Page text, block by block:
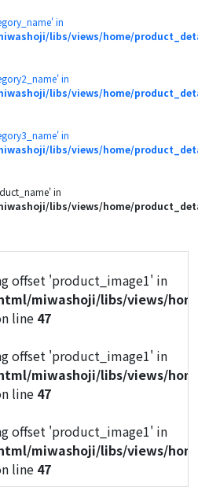
in
libs/views/home/
in
libs/views/home/
in
libs/views/home/
in
libs/views/home/
offset 'product_image1' in
miwashoji/libs/views/
line 47
offset 'product_image1' in
miwashoji/libs/views/
line 47
offset 'product_image1' in
miwashoji/libs/views/
line 47